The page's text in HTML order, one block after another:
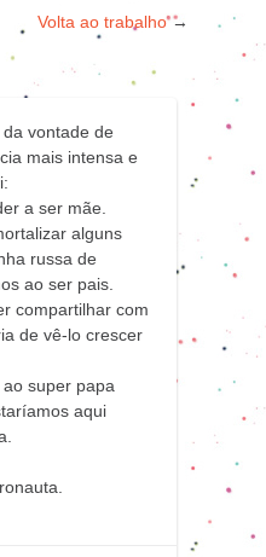
Volta ao trabalho→
vontade de
mais intensa e
a ser mãe.
alguns
russa de
ao ser pais.
compartilhar com
de vê-lo crescer
super papa
aqui